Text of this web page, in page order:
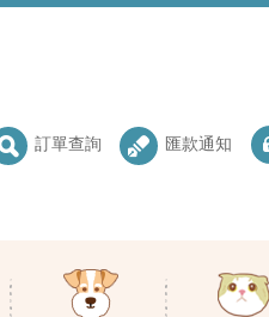
訂單查詢 匯款通知